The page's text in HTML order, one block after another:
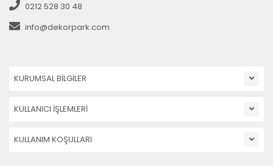
0212 528 30 48
info@dekorpark.com
KURUMSAL BİLGİLER
KULLANICI İŞLEMLERİ
KULLANIM KOŞULLARI